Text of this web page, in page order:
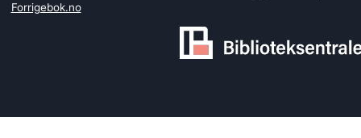
Forrigebok.no